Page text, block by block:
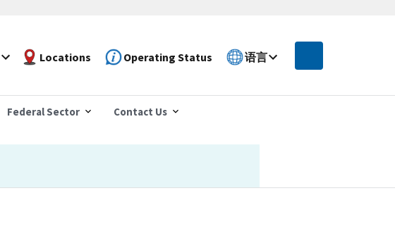
Locations Operating Status 语言
Federal Sector Contact Us